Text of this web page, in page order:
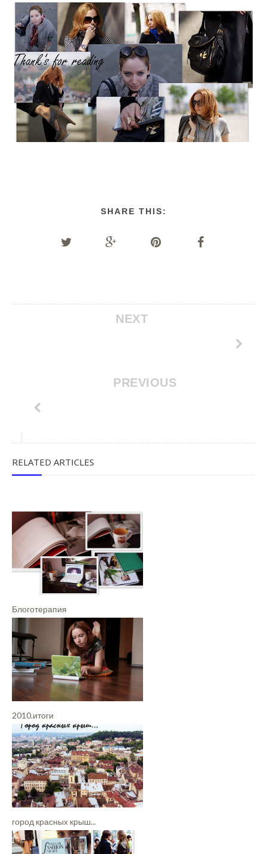
SHARE THIS:
NEXT
PREVIOUS
RELATED ARTICLES
Блоготерапия
2010.итоги
город красных крыш...